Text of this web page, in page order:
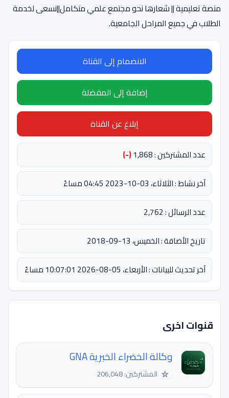
منصة تعليمية || شعارها نحو مجتمع علمي متكامل||نسعى لخدمة
الطلاب في جميع المراحل الجامعية.
الانضمام إلى القناة
إضافة إلى المفضلة
إبلاغ عن القناة
عدد المشتركين : 1,868
(-)
آخر نشاط : الثلاثاء، 03-10-2023 04:45 مساءً
عدد الرسائل : 2,762
تاريخ الأضافة : الخميس، 13-09-2018
آخر تحديث للبيانات : الأربعاء، 05-08-2026 10:07:01 مساءً
قنوات اخرى
وكالة الخضراء الخبرية GNA
☆ المشتركين: 206,048